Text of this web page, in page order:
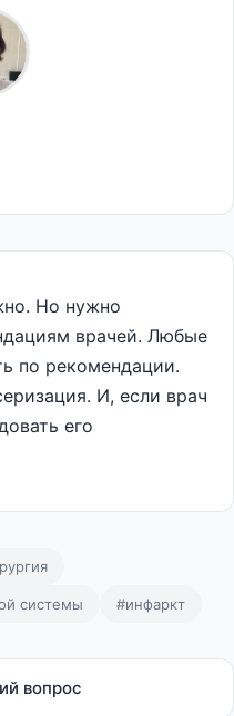
Но нужно
врачей. Любые
по рекомендации.
И, если врач
его
системы #инфаркт
вопрос